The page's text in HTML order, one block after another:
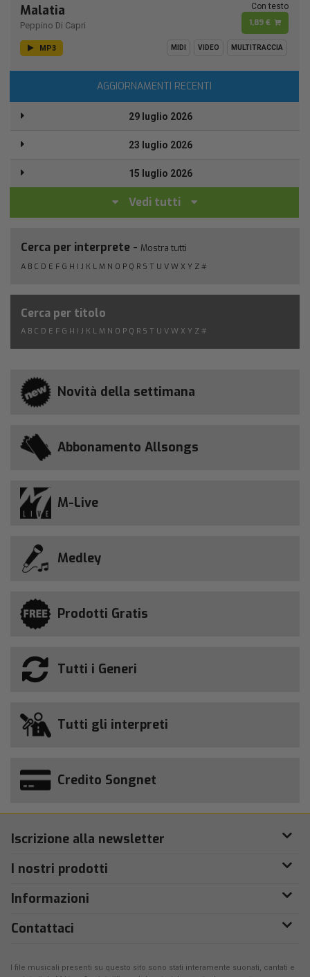
Malatia
Peppino Di Capri
Con testo
1,89 €
MP3 MIDI VIDEO MULTITRACCIA
AGGIORNAMENTI RECENTI
29 luglio 2026
23 luglio 2026
15 luglio 2026
Vedi tutti
Cerca per interprete - Mostra tutti
A B C D E F G H I J K L M N O P Q R S T U V W X Y Z #
Cerca per titolo
A B C D E F G H I J K L M N O P Q R S T U V W X Y Z #
Novità della settimana
Abbonamento Allsongs
M-Live
Medley
Prodotti Gratis
Tutti i Generi
Tutti gli interpreti
Credito Songnet
Iscrizione alla newsletter
I nostri prodotti
Informazioni
Contattaci
I file musicali presenti su questo sito sono stati interamente suonati, cantati e